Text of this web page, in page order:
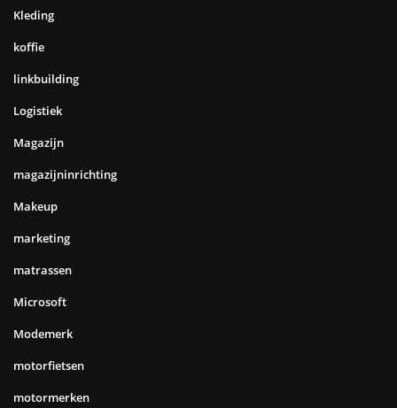
Kleding
koffie
linkbuilding
Logistiek
Magazijn
magazijninrichting
Makeup
marketing
matrassen
Microsoft
Modemerk
motorfietsen
motormerken